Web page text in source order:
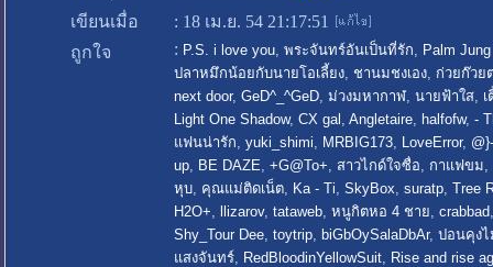
เขียนเมื่อ
: 18 เม.ย. 54 21:17:51
ถูกใจ
: P.S. i love you, พระจันทร์อันเป็นที่รัก, Palm
ปลาหมึกน้อยกับนายโอเลี้ยง, ชานมชงเอง, ก่วยก๊วย
next door, GeD^_^GeD, ม่วงมหากาฬ, นายฟ้าใส,
Light One Shadow, CX gal , Angletaire, halfofw, -
แฟนน่ารัก, yuki_shimi, MRBIG173, LoveError,
up, BE DAZE, +G@To+, สาวไกด์ใจซื่อ, กาแฟขม,
หุบ, คุณแม่ติดเน็ต, Ka - Ti, SkyBox, suratp, Tree
H2O+, llizarov, tataweb, หนูกิตหอ 4 ชาย, crabbad
Shy_Tour Dee, toytrip, biGbOySalaDbAr, ปอนคุงไ
แสงจันทร์, RedBloodinYellowSuit, Rise and rise